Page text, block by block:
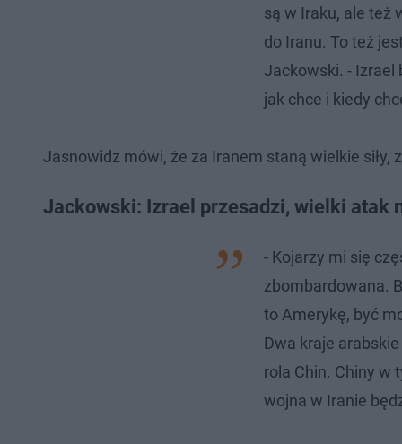
są w Iraku, ale też
do Iranu. To też
Jackowski. - Izrael
jak chce i kiedy
Jasnowidz mówi, że za Iranem staną wielkie siły,
Jackowski: Izrael przesadzi, wielki atak
- Kojarzy mi się
zbombardowana.
to Amerykę, być
Dwa kraje
rola Chin. Chiny w
wojna w Iranie